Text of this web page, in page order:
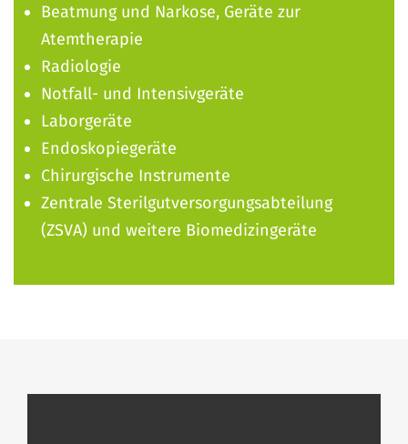
Beatmung und Narkose, Geräte zur
Atemtherapie
Radiologie
Notfall- und Intensivgeräte
Laborgeräte
Endoskopiegeräte
Chirurgische Instrumente
Zentrale Sterilgutversorgungsabteilung
(ZSVA) und weitere Biomedizingeräte